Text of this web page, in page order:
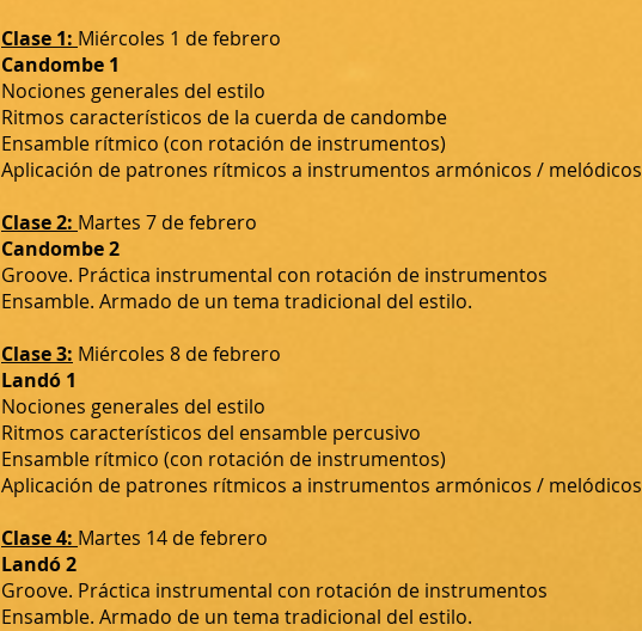
Clase 1: Miércoles 1 de febrero
Candombe 1
Nociones generales del estilo
Ritmos característicos de la cuerda de candombe
Ensamble rítmico (con rotación de instrumentos)
Aplicación de patrones rítmicos a instrumentos armónicos / melódicos
Clase 2: Martes 7 de febrero
Candombe 2
Groove. Práctica instrumental con rotación de instrumentos
Ensamble. Armado de un tema tradicional del estilo.
Clase 3: Miércoles 8 de febrero
Landó 1
Nociones generales del estilo
Ritmos característicos del ensamble percusivo
Ensamble rítmico (con rotación de instrumentos)
Aplicación de patrones rítmicos a instrumentos armónicos / melódicos
Clase 4: Martes 14 de febrero
Landó 2
Groove. Práctica instrumental con rotación de instrumentos
Ensamble. Armado de un tema tradicional del estilo.